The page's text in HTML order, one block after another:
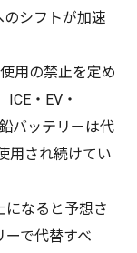
のシフトが加速
用の禁止を定め
・EV・
バッテリーは代
用され続けてい
になると予想さ
で代替すべ